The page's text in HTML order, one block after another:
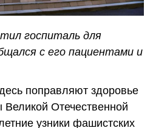
госпиталь для
с его пациентами и
поправляют здоровье
Отечественной
узники фашистских